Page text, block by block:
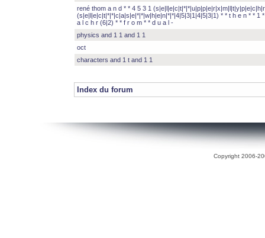
rené thom a n d * * 4 5 3 1
(s|e|l|e|c|t|*|*|c|a|s|e|*|*|w|h|e|n|*|*|4|5|3|1|4|5|3|1) * * t h e n * * 1
a l c h r (6|2) * * f r o m * * d u a l -
physics and 1 1 and 1 1
oct
characters and 1 t and 1 1
Index du forum
Copyright 2006-